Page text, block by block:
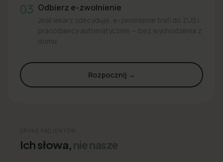
03 Odbierz e-zwolnienie
Jeśli lekarz zdecyduje, e-zwolnienie trafi do ZUS i
pracodawcy automatycznie — bez wychodzenia z
domu.
Rozpocznij →
OPINIE PACJENTÓW
Ich słowa,nie nasze